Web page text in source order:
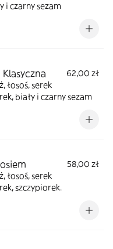
i czarny sezam
62,00 zł
łosoś, serek
biały i czarny sezam
58,00 zł
łosoś, serek
szczypiorek.